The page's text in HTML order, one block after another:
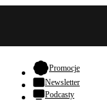
Promocje-
Newsletter
Podcasty